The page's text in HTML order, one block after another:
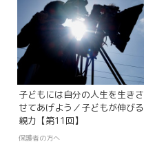
子どもには自分の人生を生きさ
せてあげよう／子どもが伸びる
親力【第11回】
保護者の方へ